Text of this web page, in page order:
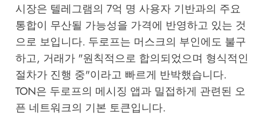
시장은 텔레그램의 7억 명 사용자 기반과의 주요
통합이 무산될 가능성을 가격에 반영하고 있는 것
으로 보입니다. 두로프는 머스크의 부인에도 불구
하고, 거래가 "원칙적으로 합의되었으며 형식적인
절차가 진행 중"이라고 빠르게 반박했습니다.
TON은 두로프의 메시징 앱과 밀접하게 관련된 오
픈 네트워크의 기본 토큰입니다.